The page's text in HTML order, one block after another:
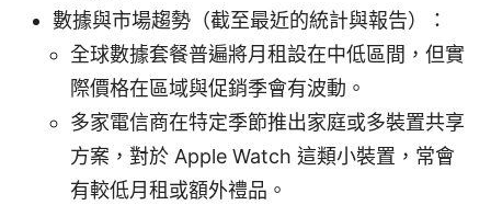
數據與市場趨勢（截至最近的統計與報告）：
全球數據套餐普遍將月租設在中低區間，但實
際價格在區域與促銷季會有波動。
多家電信商在特定季節推出家庭或多裝置共享
方案，對於 Apple Watch 這類小裝置，常會
有較低月租或額外禮品。